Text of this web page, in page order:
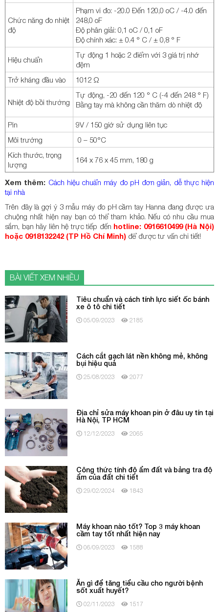
Chức năng đo nhiệt
độ
Phạm vi đo: -20.0 Đến 120,0 oC / -4.0 đến
248,0 oF
Độ phân giải: 0,1 oC / 0,1 oF
Độ chính xác: ± 0.4 ° C / ± 0,8 ° F
Hiệu chuẩn
Tự động 1 hoặc 2 điểm với 3 giá trị nhớ
đệm
Trở kháng đầu vào
1012 Ω
Nhiệt độ bồi thường
Tự động, -20 đến 120 ° C (-4 đến 248 ° F)
Bằng tay mà không cần thăm dò nhiệt độ
Pin
9V / 150 giờ sử dụng liên tục
Môi trường
0 – 50°C
Kích thước, trọng
lượng
164 x 76 x 45 mm, 180 g
Xem thêm: Cách hiệu chuẩn máy đo pH đơn giản, dễ thực hiện
tại nhà
Trên đây là gợi ý 3 mẫu máy đo pH cầm tay Hanna đang được ưa
chuộng nhất hiện nay bạn có thể tham khảo. Nếu có nhu cầu mua
sắm, bạn hãy liên hệ trực tiếp đến hotline: 0916610499 (Hà Nội)
hoặc 0918132242 (TP Hồ Chí Minh) để được tư vấn chi tiết!
BÀI VIẾT XEM NHIỀU
Tiêu chuẩn và cách tính lực siết ốc bánh
xe ô tô chi tiết
05/09/2023 2185
Cách cắt gạch lát nền không mẻ, không
bụi hiệu quả
25/08/2023 2077
Địa chỉ sửa máy khoan pin ở đâu uy tín tại
Hà Nội, TP HCM
12/12/2023 2065
Công thức tính độ ẩm đất và bảng tra độ
ẩm của đất chi tiết
29/02/2024 1843
Máy khoan nào tốt? Top 3 máy khoan
cầm tay tốt nhất hiện nay
06/09/2023 1588
Ăn gì để tăng tiểu cầu cho người bệnh
sốt xuất huyết?
02/11/2023 1517